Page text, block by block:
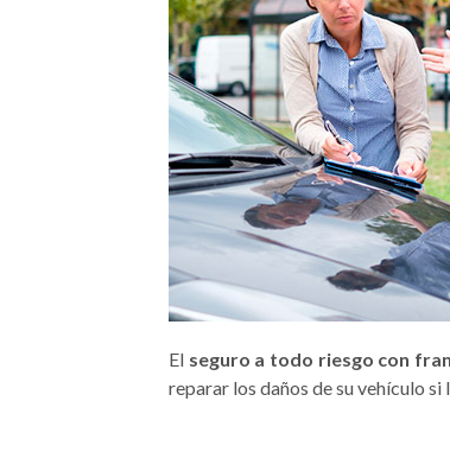
El seguro a todo riesgo con
reparar los daños de su vehículo si